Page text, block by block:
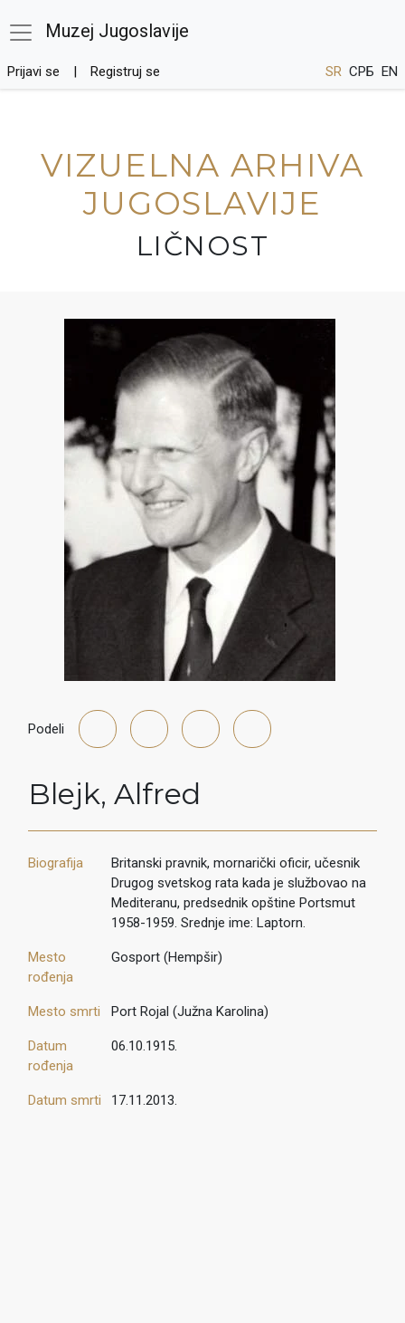
Muzej Jugoslavije
Prijavi se Registruj se SR СРБ EN
VIZUELNA ARHIVA
JUGOSLAVIJE
LIČNOST
Podeli
Blejk, Alfred
Biografija
Britanski pravnik, mornarički oficir, učesnik
Drugog svetskog rata kada je službovao na
Mediteranu, predsednik opštine Portsmut
1958-1959. Srednje ime: Laptorn.
Mesto
rođenja
Gosport (Hempšir)
Mesto smrti Port Rojal (Južna Karolina)
Datum
rođenja
06.10.1915.
Datum smrti 17.11.2013.